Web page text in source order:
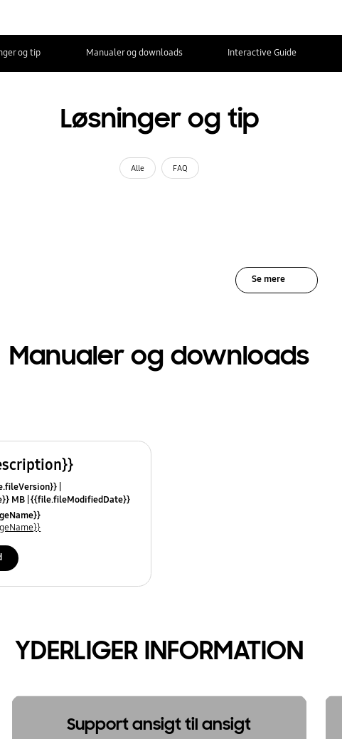
og tip Manualer og downloads Interactive Guide
Løsninger og tip
Alle FAQ
Se mere
Manualer og downloads
MB {{file.fileModifiedDate}}
YDERLIGER INFORMATION
Support ansigt til ansigt